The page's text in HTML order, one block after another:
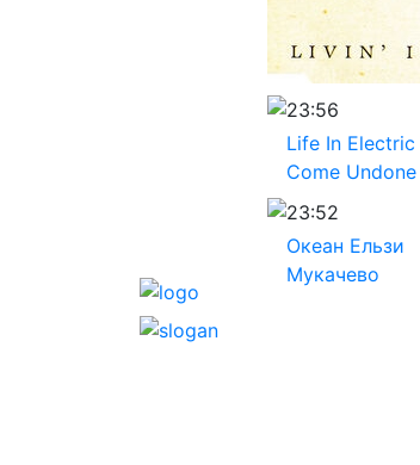
23:56
Life In Electric
Come Undone
23:52
Океан Ельзи
Мукачево